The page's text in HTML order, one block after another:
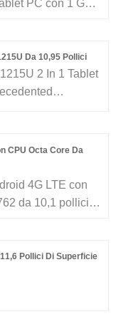
europeo,
PC con 1 GB /
Android
PC superato
Google servizio
Da 10,95 Pollici
2 In 1 Tablet
TPS
Tablet Pc / Intel
Manufacture
,CB Etc.) With 15
CPU Octa Core Da
4G LTE con
da 10,1 pollici di
e laptop
Pollici Di Superficie